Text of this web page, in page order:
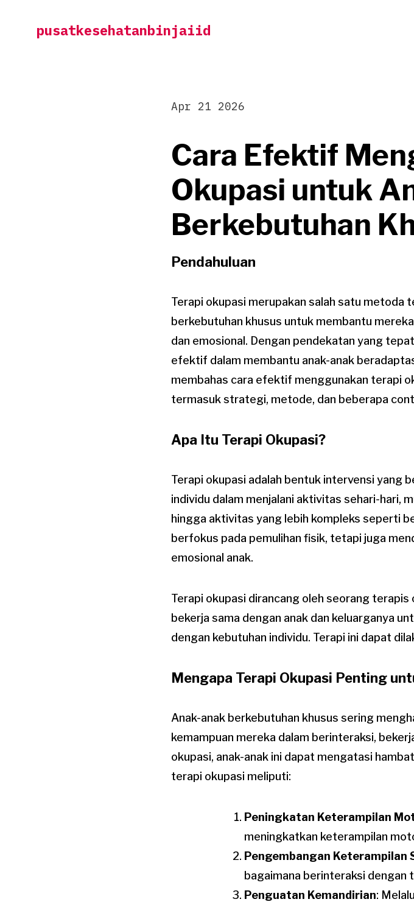
pusatkesehatanbinjaiid
Cara Efektif
Okupasi untuk
Berkebutuhan
Apr 21 2026
Pendahuluan
Terapi okupasi merupakan salah satu metoda
berkebutuhan khusus untuk membantu
dan emosional. Dengan pendekatan yang
efektif dalam membantu anak-anak
membahas cara efektif menggunakan terapi
termasuk strategi, metode, dan beberapa
Apa Itu Terapi Okupasi?
Terapi okupasi adalah bentuk intervensi yang
individu dalam menjalani aktivitas sehari-hari,
hingga aktivitas yang lebih kompleks seperti
berfokus pada pemulihan fisik, tetapi juga
emosional anak.
Terapi okupasi dirancang oleh seorang
bekerja sama dengan anak dan keluarganya
dengan kebutuhan individu. Terapi ini dapat
Mengapa Terapi Okupasi Penting
Anak-anak berkebutuhan khusus sering
kemampuan mereka dalam berinteraksi,
okupasi, anak-anak ini dapat mengatasi
terapi okupasi meliputi:
Peningkatan Keterampilan
meningkatkan keterampilan
Pengembangan Keterampilan
bagaimana berinteraksi dengan
Penguatan Kemandirian: